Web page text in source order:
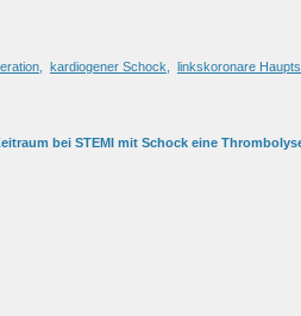
kardiogener Schock linkskoronare
bei STEMI mit Schock eine